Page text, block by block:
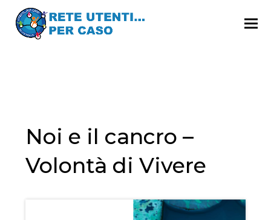
Noi e il cancro –
Volontà di Vivere